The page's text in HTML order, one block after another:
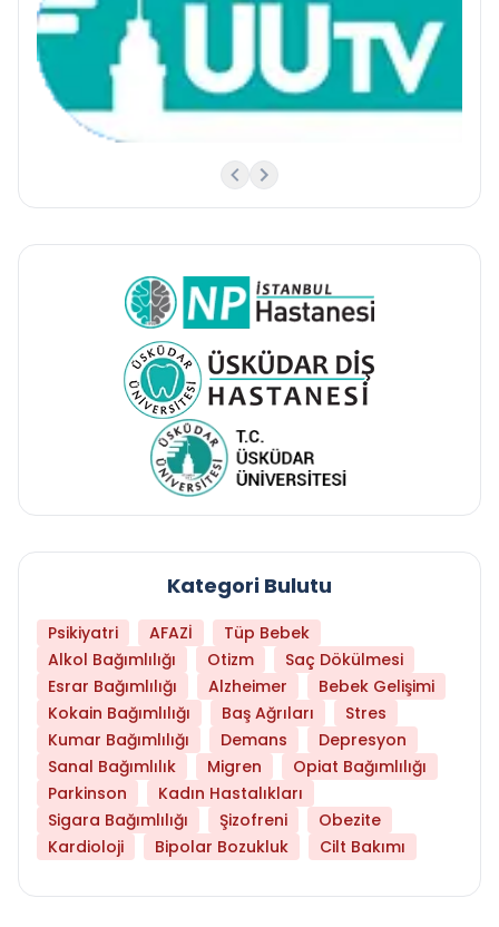
Kategori Bulutu
Psikiyatri AFAZİ
Tüp Bebek
Alkol Bağımlılığı
Otizm
Saç Dökülmesi
Esrar Bağımlılığı
Alzheimer
Bebek Gelişimi
Kokain Bağımlılığı
Baş Ağrıları
Stres
Kumar Bağımlılığı
Demans
Depresyon
Sanal Bağımlılık
Migren
Opiat Bağımlılığı
Parkinson
Kadın Hastalıkları
Sigara Bağımlılığı
Şizofreni
Obezite
Kardioloji
Bipolar Bozukluk Cilt Bakımı